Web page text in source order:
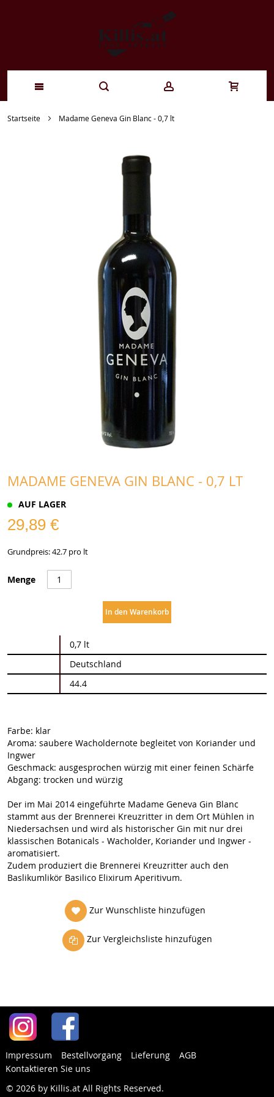
Zum
Startseite Madame Geneva Gin Blanc - 0,7 lt
MADAME GENEVA GIN BLANC - 0,7 LT
AUF LAGER
29,89 €
Grundpreis: 42.7 pro lt
Menge
In den Warenkorb
Informationen
0,7 lt
Deutschland
44.4
Farbe: klar
Aroma: saubere Wacholdernote begleitet von Koriander und
Ingwer
Geschmack: ausgesprochen würzig mit einer feinen Schärfe
Abgang: trocken und würzig
Der im Mai 2014 eingeführte Madame Geneva Gin Blanc
stammt aus der Brennerei Kreuzritter in dem Ort Mühlen in
Niedersachsen und wird als historischer Gin mit nur drei
klassischen Botanicals - Wacholder, Koriander und Ingwer -
aromatisiert.
Zudem produziert die Brennerei Kreuzritter auch den
Baslikumlikör Basilico Elixirum Aperitivum.
Zur Wunschliste hinzufügen
Zur Vergleichsliste hinzufügen
Impressum Bestellvorgang Lieferung
AGB
Kontaktieren Sie uns
© 2026 by Killis.at All Rights Reserved.